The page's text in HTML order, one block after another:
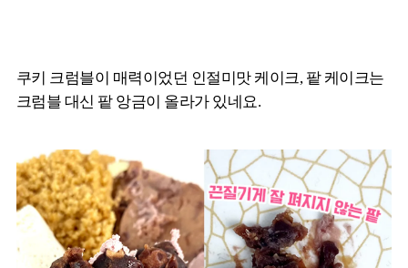
쿠키 크럼블이 매력이었던 인절미맛 케이크, 팥 케이크는
크럼블 대신 팥 앙금이 올라가 있네요.